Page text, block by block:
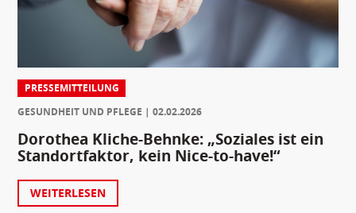
PRESSEMITTEILUNG
GESUNDHEIT UND PFLEGE
02.02.2026
Dorothea Kliche-Behnke: „Soziales ist ein
Standortfaktor, kein Nice-to-have!“
WEITERLESEN